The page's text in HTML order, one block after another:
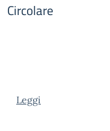
Circolare
Leggi